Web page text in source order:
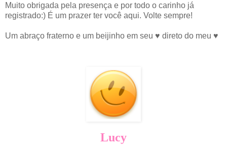
Muito obrigada pela presença e por todo o carinho já
registrado:) É um prazer ter você aqui. Volte sempre!
Um abraço fraterno e um beijinho em seu ♥ direto do meu ♥
Lucy